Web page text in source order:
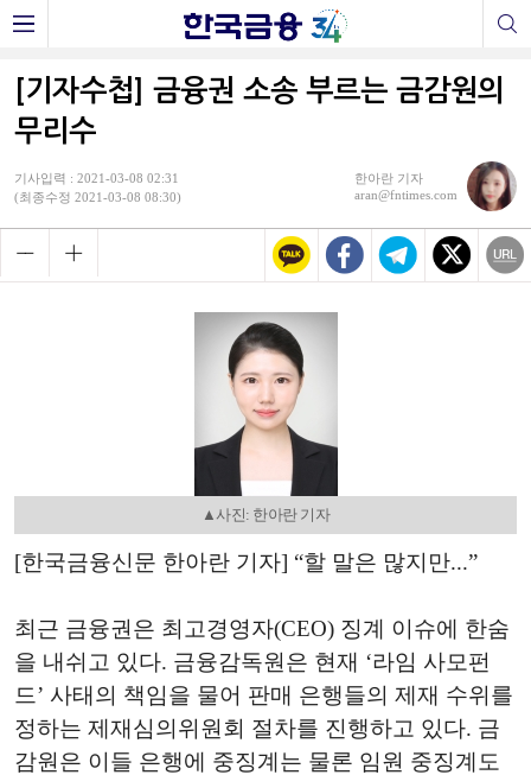
[기자수첩] 금융권 소송 부르는 금감원의
무리수
기사입력 : 2021-03-08 02:31
(최종수정 2021-03-08 08:30)
한아란 기자
aran@fntimes.com
▲사진: 한아란 기자
[한국금융신문 한아란 기자] “할 말은 많지만...”
최근 금융권은 최고경영자(CEO) 징계 이슈에 한숨
을 내쉬고 있다. 금융감독원은 현재 ‘라임 사모펀
드’ 사태의 책임을 물어 판매 은행들의 제재 수위를
정하는 제재심의위원회 절차를 진행하고 있다. 금
감원은 이들 은행에 중징계는 물론 임원 중징계도